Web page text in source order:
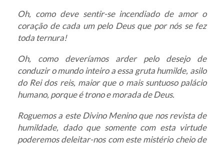
Oh, como deve sentir-se incendiado de amor o
coração de cada um pelo Deus que por nós se fez
toda ternura!
Oh, como deveríamos arder pelo desejo de
conduzir o mundo inteiro a essa gruta humilde, asilo
do Rei dos reis, maior que o mais suntuoso palácio
humano, porque é trono e morada de Deus.
Roguemos a este Divino Menino que nos revista de
humildade, dado que somente com esta virtude
poderemos deleitar-nos com este mistério cheio de